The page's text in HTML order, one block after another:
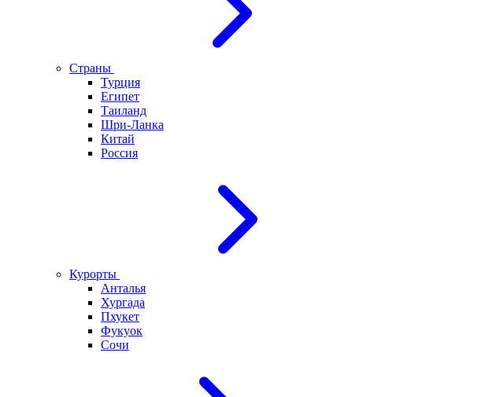
Страны
Турция
Египет
Таиланд
Шри-Ланка
Китай
Россия
Курорты
Анталья
Хургада
Пхукет
Фукуок
Сочи